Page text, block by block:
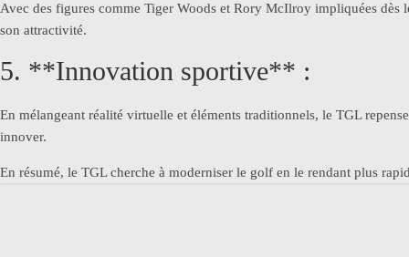
Avec des figures comme Tiger Woods et Rory McIlroy impliquées dès
son attractivité.
5. **Innovation sportive** :
En mélangeant réalité virtuelle et éléments traditionnels, le TGL
innover.
En résumé, le TGL cherche à moderniser le golf en le rendant plus